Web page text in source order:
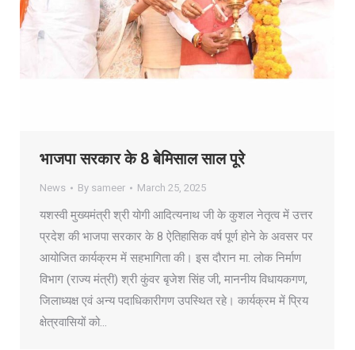
भाजपा सरकार के 8 बेमिसाल साल पूरे
News By sameer March 25, 2025
यशस्वी मुख्यमंत्री श्री योगी आदित्यनाथ जी के कुशल नेतृत्व में उत्तर
प्रदेश की भाजपा सरकार के 8 ऐतिहासिक वर्ष पूर्ण होने के अवसर पर
आयोजित कार्यक्रम में सहभागिता की। इस दौरान मा. लोक निर्माण
विभाग (राज्य मंत्री) श्री कुंवर बृजेश सिंह जी, माननीय विधायकगण,
जिलाध्यक्ष एवं अन्य पदाधिकारीगण उपस्थित रहे। कार्यक्रम में प्रिय
क्षेत्रवासियों को…